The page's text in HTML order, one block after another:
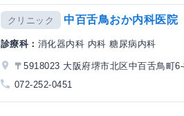
クリニック 中百舌鳥おか内科医院
診療科： 消化器内科 内科 糖尿病内科
〒5918023 大阪府堺市北区中百舌鳥町
072-252-0451